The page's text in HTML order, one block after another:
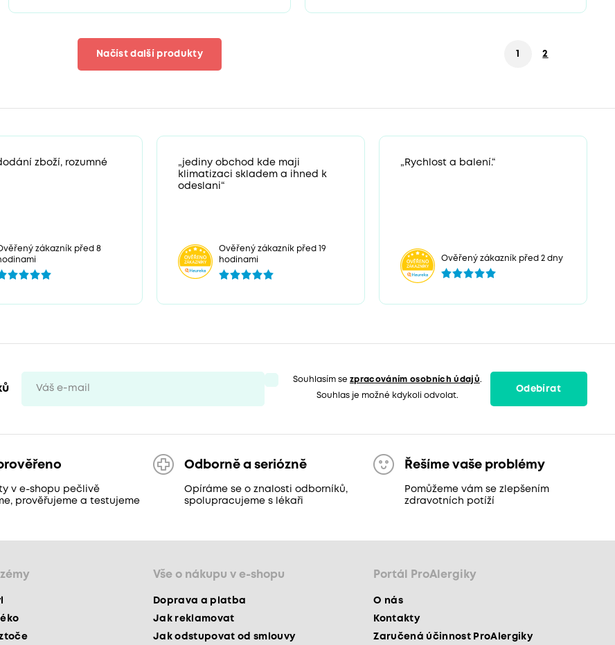
Načíst další produkty 1 2
zboží, rozumné
zákazník před 8
„jediny obchod kde maji
klimatizaci skladem a ihned k
odeslani“
Ověřený zákazník před 19
hodinami
„Rychlost a balení.“
Ověřený zákazník před 2 dny
Souhlasím sezpracováním osobních údajů.
Souhlas je možné kdykoli odvolat.
Odebírat
v e-shopu pečlivě
prověřujeme a testujeme
Odborně a seriózně
Opíráme se o znalosti odborníků,
spolupracujeme s lékaři
Řešíme vaše problémy
Pomůžeme vám se zlepšením
zdravotních potíží
Vše o nákupu v e-shopu
Doprava a platba
Jak reklamovat
Jak odstupovat od smlouvy
Portál ProAlergiky
O nás
Kontakty
Zaručená účinnost ProAlergiky